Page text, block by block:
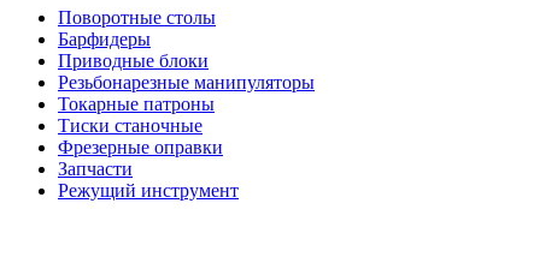
Поворотные столы
Барфидеры
Приводные блоки
Резьбонарезные манипуляторы
Токарные патроны
Тиски станочные
Фрезерные оправки
Запчасти
Режущий инструмент